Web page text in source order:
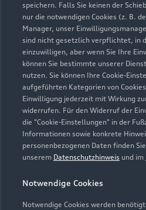
speichern. Falls Sie keinen der
nur die notwendigen Cookies (z. B.
Manager, unser
sind nicht gesetzlich verpflichtet, in
einzuwilligen, aber wenn Sie Ihre
können Sie bestimmte unserer
nutzen. Sie können Ihre Cookie-
aufgeführten Kategorien von
Einwilligung jederzeit mit Wirkung
widerrufen. Für den Widerruf der
die "Cookie-Einstellungen" in der
Informationen sowie konkrete
personenbezogenen Daten finden
unserem Datenschutzhinweis und im
Notwendige Cookies
Notwendige Cookies werden
info@ah-schmidt.org
Kontaktdaten
Öffnungszeiten
Verkauf
Geschlossen,öffnet
Service
Geschlossen,öffnet am